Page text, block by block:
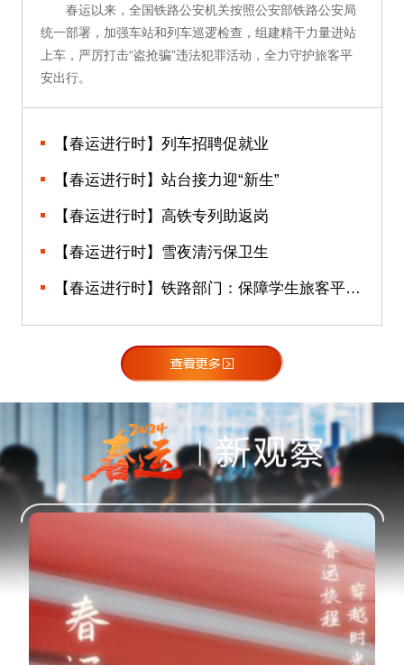
春运以来，全国铁路公安机关按照公安部铁路公安局
统一部署，加强车站和列车巡逻检查，组建精干力量进站
上车，严厉打击“盗抢骗”违法犯罪活动，全力守护旅客平
安出行。
【春运进行时】列车招聘促就业
【春运进行时】站台接力迎“新生”
【春运进行时】高铁专列助返岗
【春运进行时】雪夜清污保卫生
【春运进行时】铁路部门：保障学生旅客平安有序返校